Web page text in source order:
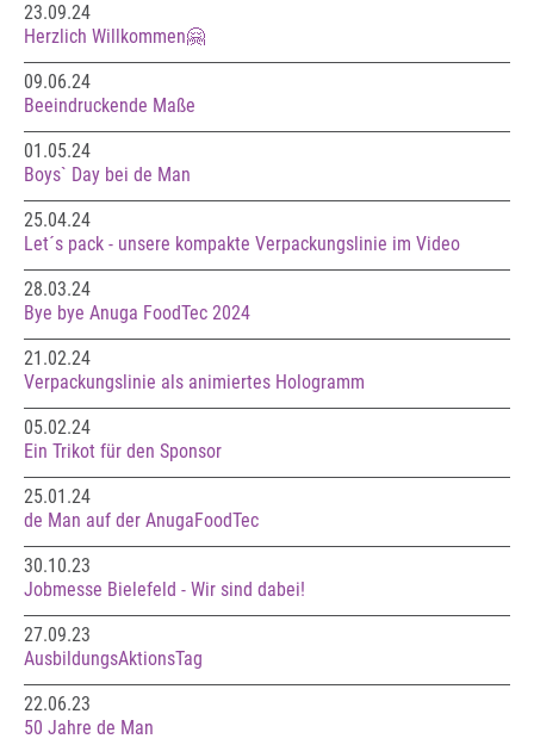
23.09.24
Herzlich Willkommen🤗
09.06.24
Beeindruckende Maße
01.05.24
Boys` Day bei de Man
25.04.24
Let´s pack - unsere kompakte Verpackungslinie im Video
28.03.24
Bye bye Anuga FoodTec 2024
21.02.24
Verpackungslinie als animiertes Hologramm
05.02.24
Ein Trikot für den Sponsor
25.01.24
de Man auf der AnugaFoodTec
30.10.23
Jobmesse Bielefeld - Wir sind dabei!
27.09.23
AusbildungsAktionsTag
22.06.23
50 Jahre de Man